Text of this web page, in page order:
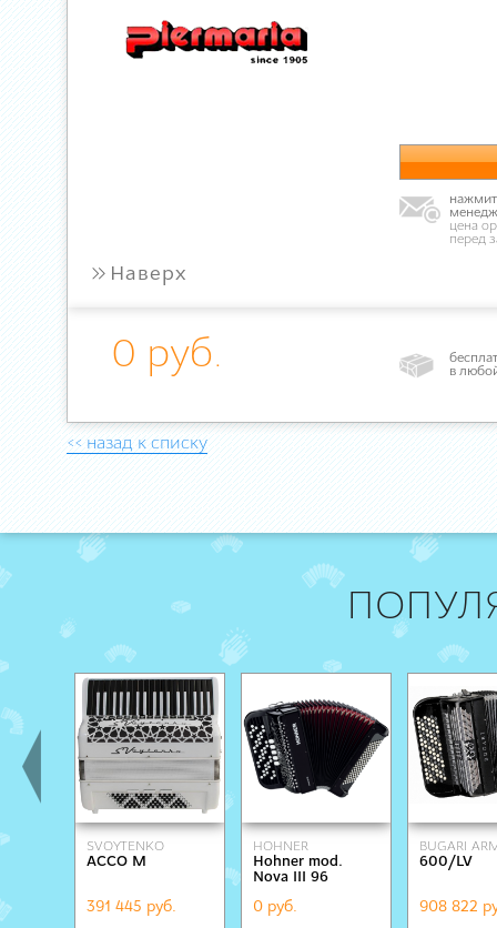
цена
перед
» Наверх
0 руб.
в
<< назад к списку
SVOYTENKO
ACCORDIONS
ACCO M
391 445 руб.
HOHNER
Hohner mod.
Nova III 96
0 руб.
BUGARI
600/LV
908 822